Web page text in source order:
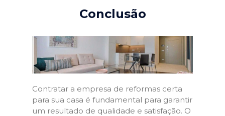
Conclusão
Contratar a empresa de reformas certa
para sua casa é fundamental para garantir
um resultado de qualidade e satisfação. O